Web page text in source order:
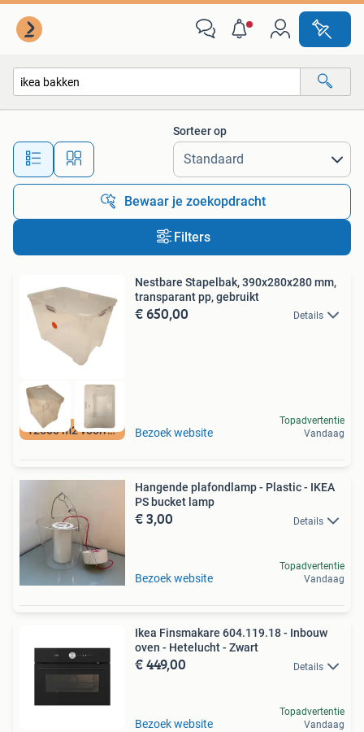
Alle afstanden…
Sorteer op
Bewaar je zoekopdracht
Filters
12500 m2 voorraad
Nestbare Stapelbak, 390x280x280 mm,
transparant pp, gebruikt
€ 650,00 Details
Bezoek website
Topadvertentie
Vandaag
Hangende plafondlamp - Plastic - IKEA
PS bucket lamp
€ 3,00 Details
Bezoek website
Topadvertentie
Vandaag
Ikea Finsmakare 604.119.18 - Inbouw
oven - Hetelucht - Zwart
€ 449,00 Details
Bezoek website
Topadvertentie
Vandaag